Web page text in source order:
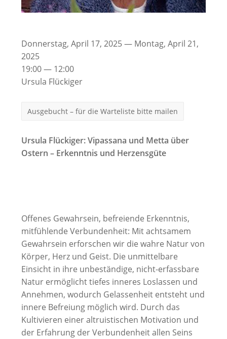
Ursula Flückiger: Vipassana und Metta über
Ostern – Erkenntnis und Herzensgüte
Offenes Gewahrsein, befreiende Erkenntnis,
mitfühlende Verbundenheit: Mit achtsamem
Gewahrsein erforschen wir die wahre Natur von
Körper, Herz und Geist. Die unmittelbare
Einsicht in ihre unbeständige, nicht-erfassbare
Natur ermöglicht tiefes inneres Loslassen und
Annehmen, wodurch Gelassenheit entsteht und
innere Befreiung möglich wird. Durch das
Kultivieren einer altruistischen Motivation und
der Erfahrung der Verbundenheit allen Seins
Donnerstag, April 17, 2025 — Montag, April 21,
2025
19:00 — 12:00
Ursula Flückiger
Ausgebucht – für die Warteliste bitte mailen